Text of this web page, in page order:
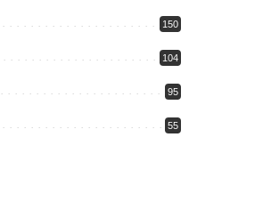
150
104
95
55